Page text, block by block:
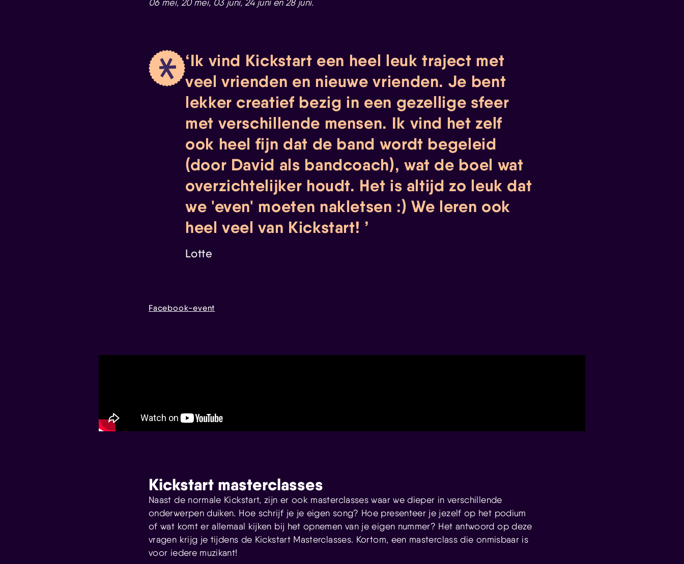
06 mei, 20 mei, 03 juni, 24 juni en 28 juni.
Ik vind Kickstart een heel leuk traject met
veel vrienden en nieuwe vrienden. Je bent
lekker creatief bezig in een gezellige sfeer
met verschillende mensen. Ik vind het zelf
ook heel fijn dat de band wordt begeleid
(door David als bandcoach), wat de boel wat
overzichtelijker houdt. Het is altijd zo leuk dat
we 'even' moeten nakletsen :) We leren ook
heel veel van Kickstart!
Lotte
Facebook-event
Kickstart masterclasses
Naast de normale Kickstart, zijn er ook masterclasses waar we dieper in verschillende
onderwerpen duiken. Hoe schrijf je je eigen song? Hoe presenteer je jezelf op het podium
of wat komt er allemaal kijken bij het opnemen van je eigen nummer? Het antwoord op deze
vragen krijg je tijdens de Kickstart Masterclasses. Kortom, een masterclass die onmisbaar is
voor iedere muzikant!